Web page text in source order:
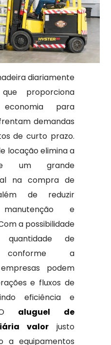
diariamente
proporciona
para
demandas
de curto prazo.
locação elimina a
um grande
na compra de
de reduzir
e
a possibilidade
de
conforme a
podem
e fluxos de
eficiência e
O aluguel de
valor justo
a equipamentos